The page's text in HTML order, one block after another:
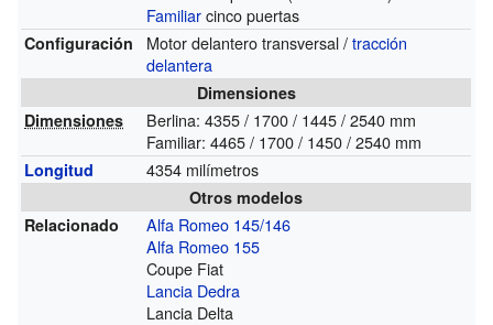
Familiarcinco puertas
Configuración Motor delantero transversal /tracción
delantera
Dimensiones
Dimensiones
Berlina: 4355 / 1700 / 1445 / 2540 mm
Familiar: 4465 / 1700 / 1450 / 2540 mm
Longitud 4354 milímetros
Otros modelos
Relacionado
Alfa Romeo 145/146
Alfa Romeo 155
Coupe Fiat
Lancia Dedra
Lancia Delta